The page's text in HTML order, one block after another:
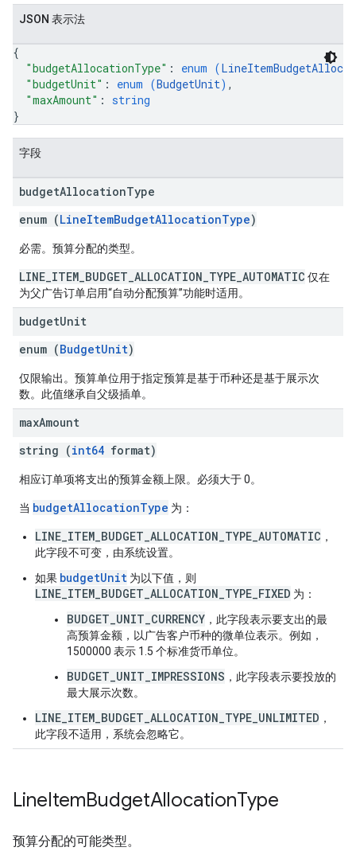
JSON 表示法
{
"budgetAllocationType" : enum (
"budgetUnit" : enum (BudgetUnit) ,
"maxAmount" : string
}
字段
budgetAllocationType
enum (LineItemBudgetAllocationType)
必需。预算分配的类型。
LINE_ITEM_BUDGET_ALLOCATION_TYPE_AUTOMATIC 仅在
为父广告订单启用“自动分配预算”功能时适用。
budgetUnit
enum (BudgetUnit)
仅限输出。预算单位用于指定预算是基于币种还是基于展示次
数。此值继承自父级插单。
maxAmount
string (int64 format)
相应订单项将支出的预算金额上限。必须大于 0。
当 budgetAllocationType 为：
LINE_ITEM_BUDGET_ALLOCATION_TYPE_AUTOMATIC ，
此字段不可变，由系统设置。
如果 budgetUnit 为以下值，则
LINE_ITEM_BUDGET_ALLOCATION_TYPE_FIXED 为：
BUDGET_UNIT_CURRENCY ，此字段表示要支出的最
高预算金额，以广告客户币种的微单位表示。例如，
1500000 表示 1.5 个标准货币单位。
BUDGET_UNIT_IMPRESSIONS ，此字段表示要投放的
最大展示次数。
LINE_ITEM_BUDGET_ALLOCATION_TYPE_UNLIMITED ，
此字段不适用，系统会忽略它。
LineItemBudgetAllocationType
预算分配的可能类型。